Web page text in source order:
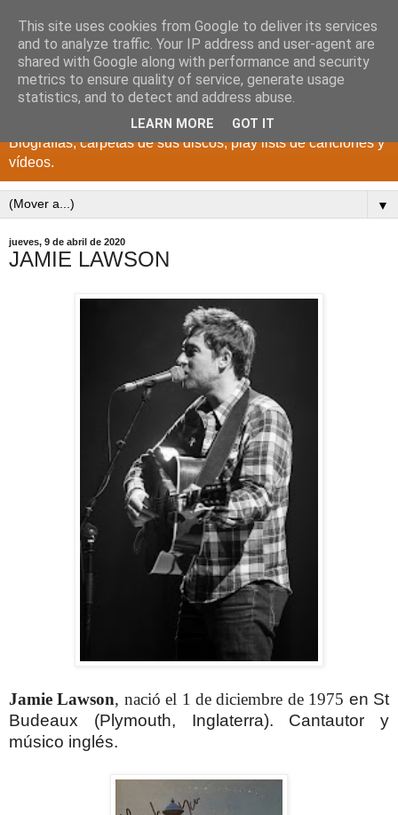
DISCOS PARA EL
RECUERDO
CANTANTES Y GRUPOS DE LOS AÑOS 1950 a 2022.
Biografías, carpetas de sus discos, play lists de canciones y
vídeos.
▼
jueves, 9 de abril de 2020
JAMIE LAWSON
Jamie Lawson, nació el 1 de diciembre de 1975 en St
Budeaux (Plymouth, Inglaterra). Cantautor y
músico inglés.
This site uses cookies from Google to deliver its services
and to analyze traffic. Your IP address and user-agent are
shared with Google along with performance and security
metrics to ensure quality of service, generate usage
statistics, and to detect and address abuse.
LEARN MORE GOT IT